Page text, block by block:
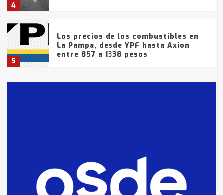
4
5
Los precios de los combustibles en
La Pampa, desde YPF hasta Axion
entre 857 a 1338 pesos
fueron detenidos por
comercialización de drogas en la
tarde del sábado